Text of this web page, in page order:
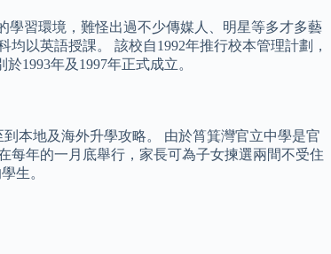
學習環境，難怪出過不少傳媒人、明星等多才多藝
以英語授課。 該校自1992年推行校本管理計劃，
1993年及1997年正式成立。
本地及海外升學攻略。 由於筲箕灣官立中學是官
每年的一月底舉行，家長可為子女揀選兩間不受住
生。